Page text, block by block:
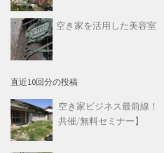
空き家を活用した美容室
直近10回分の投稿
空き家ビジネス最前線
共催/無料セミナー】